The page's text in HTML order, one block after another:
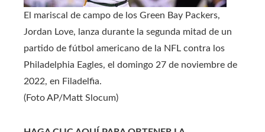
El mariscal de campo de los Green Bay Packers,
Jordan Love, lanza durante la segunda mitad de un
partido de fútbol americano de la NFL contra los
Philadelphia Eagles, el domingo 27 de noviembre de
2022, en Filadelfia.
(Foto AP/Matt Slocum)